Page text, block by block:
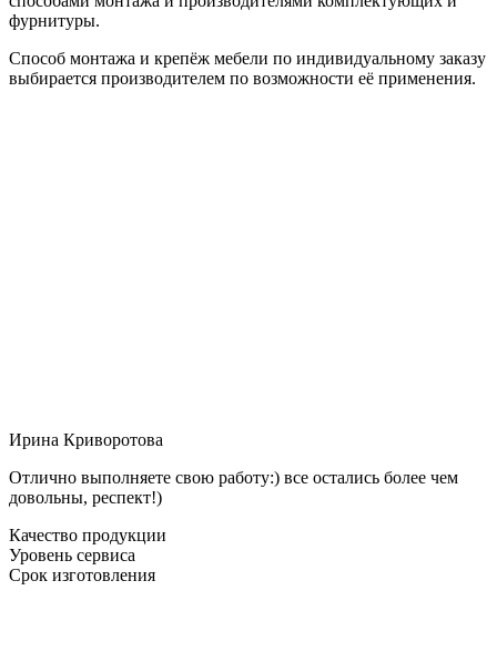
фурнитуры.
Способ монтажа и крепёж мебели по индивидуальному заказу
выбирается производителем по возможности её применения.
Ирина Криворотова
Отлично выполняете свою работу:) все остались более чем
довольны, респект!)
Качество продукции
Уровень сервиса
Срок изготовления